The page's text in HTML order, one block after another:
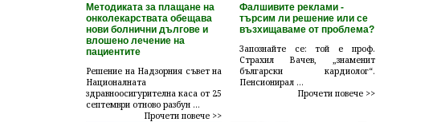
Методиката за плащане на
онколекарствата обещава
нови болнични дългове и
влошено лечение на
пациентите
Решение на Надзорния съвет на
Националната
здравноосигурителна каса от 25
септември отново разбун ...
Прочети повече >>
Фалшивите реклами -
търсим ли решение или се
възхищаваме от проблема?
Запознайте се: той е проф.
Страхил Вачев, „знаменит
български кардиолог“.
Пенсионирал ...
Прочети повече >>